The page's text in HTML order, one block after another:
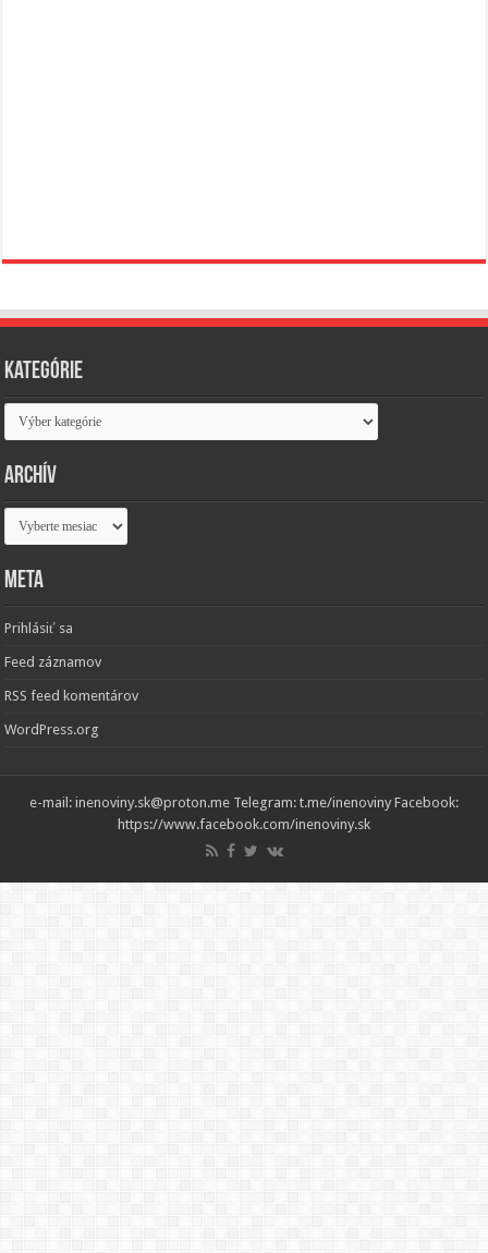
Kategórie
Kategórie
Archív
Archív
Meta
Prihlásiť sa
Feed záznamov
RSS feed komentárov
WordPress.org
e-mail: inenoviny.sk@proton.me Telegram: t.me/inenoviny Facebook:
https://www.facebook.com/inenoviny.sk